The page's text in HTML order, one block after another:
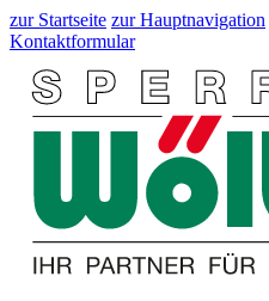
zur Startseite zur Hauptnavigation
Kontaktformular